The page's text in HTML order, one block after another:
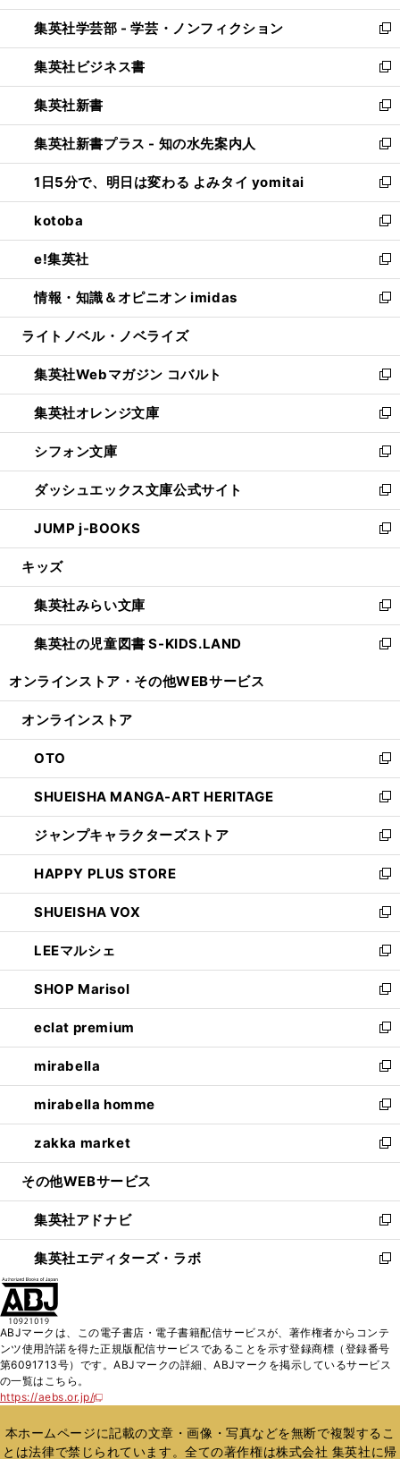
開
く
ウ
で
開
く
ン
ド
ウ
で
開
く
ウ
ィ
ン
ド
ウ
で
開
く
集英社学芸部 - 学芸・ノンフィクション
新
し
い
ウ
ィ
ン
ド
ウ
で
開
く
集英社ビジネス書
新
し
い
ウ
ィ
ン
ド
ウ
で
開
く
集英社新書
新
し
い
ウ
ィ
ン
ド
ウ
で
開
く
集英社新書プラス - 知の水先案内人
新
し
い
ウ
ィ
ン
ド
ウ
で
開
1日5分で、明日は変わる よみタイ yomitai
新
し
い
ウ
ィ
ン
ド
ウ
開
く
kotoba
新
し
い
ウ
ィ
ン
ウ
で
開
く
e!集英社
新
し
い
ウ
ン
ド
ウ
で
開
く
情報・知識＆オピニオン imidas
新
し
ウ
ィ
ン
ド
ウ
で
開
く
ライトノベル・ノベライズ
集英社Webマガジン コバルト
新
し
い
ウ
ィ
ン
ド
ウ
で
開
集英社オレンジ文庫
新
し
い
ウ
ィ
ン
ド
ウ
開
く
シフォン文庫
新
し
い
ウ
ィ
ン
ウ
で
開
く
ダッシュエックス文庫公式サイト
新
し
い
ウ
ン
ド
ウ
で
JUMP j-BOOKS
新
し
ウ
ィ
ン
ド
開
キッズ
集英社みらい文庫
新
し
い
ン
ウ
で
開
く
集英社の児童図書 S-KIDS.LAND
新
ウ
ン
ド
ウ
で
開
く
オンラインストア・ その他WEBサービス
オンラインストア
OTO
新
し
い
ウ
ィ
ン
ド
ウ
で
開
く
SHUEISHA MANGA-ART HERITAGE
新
し
い
ウ
ィ
ン
ド
ウ
で
開
く
ジャンプキャラクターズストア
新
し
い
ウ
ィ
ン
ド
ウ
で
開
く
HAPPY PLUS STORE
新
し
い
ウ
ィ
ン
ド
ウ
で
開
く
SHUEISHA VOX
新
し
い
ウ
ィ
ン
ド
ウ
で
開
く
LEEマルシェ
新
し
い
ウ
ィ
ン
ド
ウ
で
開
く
SHOP Marisol
新
し
い
ウ
ィ
ン
ド
ウ
で
開
eclat premium
新
し
い
ウ
ィ
ン
ド
ウ
開
く
mirabella
新
し
い
ウ
ィ
ン
ウ
で
開
く
mirabella homme
新
し
い
ウ
ン
ド
ウ
で
zakka market
新
し
ウ
ィ
ン
ド
く
その他WEBサービス
集英社アドナビ
新
し
い
ド
ウ
で
集英社エディターズ・ラボ
新
ィ
ン
ド
開
く
ABJマークは、この電子書店・電子書籍配信サービスが、著作権者からコンテ
ンツ使用許諾を得た正規版配信サービスであることを示す登録商標（登録番号
第6091713号）です。ABJマークの詳細、ABJマークを掲示しているサービス
の一覧はこちら。
https://aebs.or.jp/
新
い
ウ
本ホームページに記載の文章・画像・写真などを無断で複製するこ
とは法律で禁じられています。全ての著作権は株式会社 集英社に帰